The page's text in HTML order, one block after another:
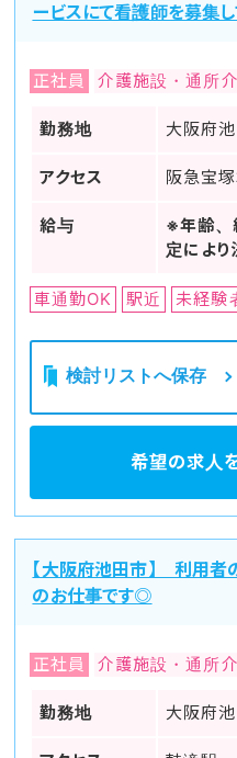
ービスにて看護師を募集し
正社員 介護施設・通所
勤務地 大阪府
アクセス 阪急宝
給与
※年齢、
定により
車通勤OK 駅近 未経験
検討リストへ保存
希望の求人
【大阪府池田市】 利用者
のお仕事です◎
正社員 介護施設・通所
勤務地 大阪府